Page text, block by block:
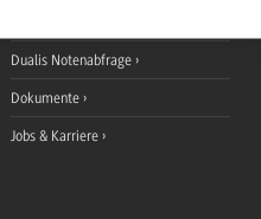
Dualis Notenabfrage
Dokumente
Jobs & Karriere